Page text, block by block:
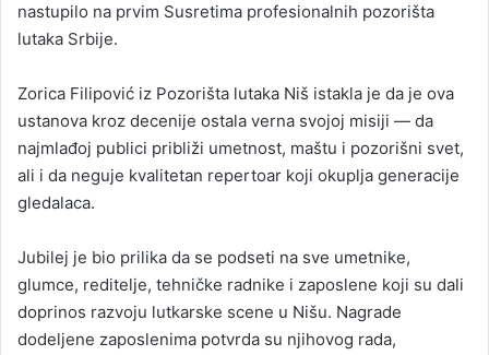
nastupilo na prvim Susretima profesionalnih pozorišta
lutaka Srbije.
Zorica Filipović iz Pozorišta lutaka Niš istakla je da je ova
ustanova kroz decenije ostala verna svojoj misiji — da
najmlađoj publici približi umetnost, maštu i pozorišni svet,
ali i da neguje kvalitetan repertoar koji okuplja generacije
gledalaca.
Jubilej je bio prilika da se podseti na sve umetnike,
glumce, reditelje, tehničke radnike i zaposlene koji su dali
doprinos razvoju lutkarske scene u Nišu. Nagrade
dodeljene zaposlenima potvrda su njihovog rada,